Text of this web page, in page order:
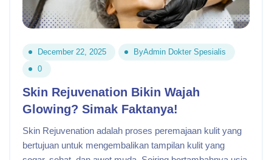
December 22, 2025 ByAdmin Dokter Spesialis
0
Skin Rejuvenation Bikin Wajah
Glowing? Simak Faktanya!
Skin Rejuvenation adalah proses peremajaan kulit yang
bertujuan untuk mengembalikan tampilan kulit yang